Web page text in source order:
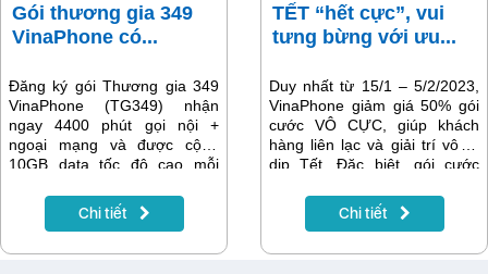
Gói thương gia 349
VinaPhone có...
Đăng ký gói Thương gia 349
VinaPhone (TG349) nhận
ngay 4400 phút gọi nội +
ngoại mạng và được cộng
10GB data tốc độ cao mỗi
349.000đ là bạn đã có thể yên
tâm liên lạc và truy cập mạng
Chi tiết
TẾT “hết cực”, vui
tưng bừng với ưu...
Duy nhất từ 15/1 – 5/2/2023,
VinaPhone giảm giá 50% gói
cước VÔ CỰC, giúp khách
hàng liên lạc và giải trí vô tư
dịp Tết. Đặc biệt, gói cước
dụng ON Plus hấp dẫn dành
cho người yêu thể thao.
Chi tiết